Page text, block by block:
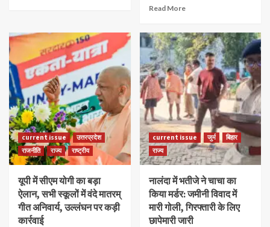
Read More
current issue
उत्तरप्रदेश
राजनीति
राज्य राष्ट्रीय
यूपी में सीएम योगी का बड़ा
ऐलान, सभी स्कूलों में वंदे मातरम्
गीत अनिवार्य, उल्लंघन पर कड़ी
कार्रवाई
current issue जुर्म
बिहार
राज्य
नालंदा में भतीजे ने चाचा का
किया मर्डर: जमीनी विवाद में
मारी गोली, गिरफ्तारी के लिए
छापेमारी जारी